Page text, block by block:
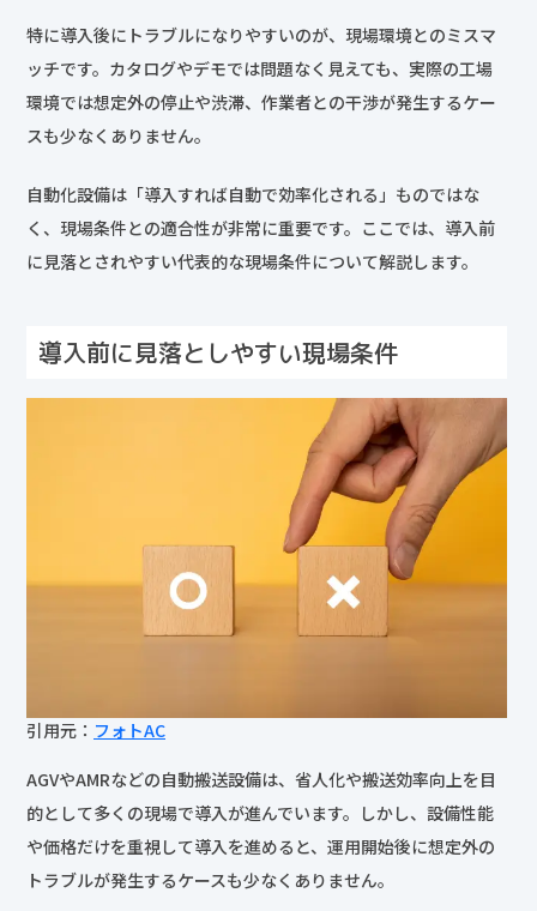
特に導入後にトラブルになりやすいのが、現場環境とのミスマ
ッチです。カタログやデモでは問題なく見えても、実際の工場
環境では想定外の停止や渋滞、作業者との干渉が発生するケー
スも少なくありません。
自動化設備は「導入すれば自動で効率化される」ものではな
く、現場条件との適合性が非常に重要です。ここでは、導入前
に見落とされやすい代表的な現場条件について解説します。
導入前に見落としやすい現場条件
引用元： フォトAC
AGVやAMRなどの自動搬送設備は、省人化や搬送効率向上を目
的として多くの現場で導入が進んでいます。しかし、設備性能
や価格だけを重視して導入を進めると、運用開始後に想定外の
トラブルが発生するケースも少なくありません。